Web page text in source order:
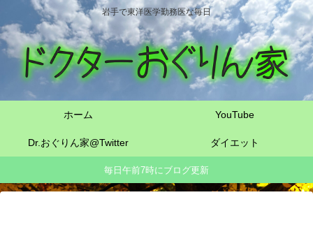
岩手で東洋医学勤務医な毎日
ホーム YouTube
Dr.おぐりん家@Twitter ダイエット
毎日午前7時にブログ更新